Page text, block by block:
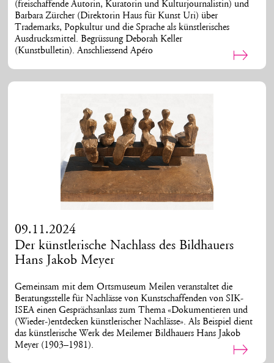
(freischaffende Autorin, Kuratorin und Kulturjournalistin) und
Barbara Zürcher (Direktorin Haus für Kunst Uri) über
Trademarks, Popkultur und die Sprache als künstlerisches
Ausdrucksmittel. Begrüssung Deborah Keller
(Kunstbulletin). Anschliessend Apéro
09.11.2024
Der künstlerische Nachlass des Bildhauers
Hans Jakob Meyer
Gemeinsam mit dem Ortsmuseum Meilen veranstaltet die
Beratungsstelle für Nachlässe von Kunstschaffenden von SIK-
ISEA einen Gesprächsanlass zum Thema «Dokumentieren und
(Wieder-)entdecken künstlerischer Nachlässe». Als Beispiel dient
das künstlerische Werk des Meilemer Bildhauers Hans Jakob
Meyer (1903–1981).